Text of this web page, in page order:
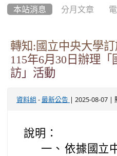
本站消息 分月文章
轉知:國立中央大學訂
115年6月30日辦理
訪」活動
資料組 - 最新公告 | 2025-08-07 |
說明：
一、 依據國立